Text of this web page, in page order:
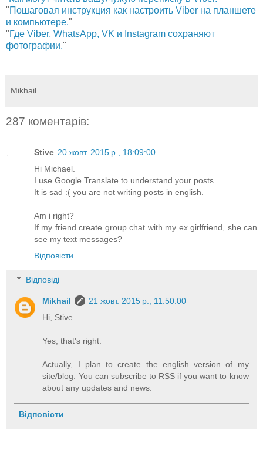
"Пошаговая инструкция как настроить Viber на планшете
и компьютере."
"Где Viber, WhatsApp, VK и Instagram сохраняют
фотографии."
Mikhail
287 коментарів:
Stive 20 жовт. 2015 р., 18:09:00
Hi Michael.
I use Google Translate to understand your posts.
It is sad :( you are not writing posts in english.
Am i right?
If my friend create group chat with my ex girlfriend, she can
see my text messages?
Відповісти
Відповіді
Mikhail
21 жовт. 2015 р., 11:50:00
Hi, Stive.
Yes, that's right.
Actually, I plan to create the english version of my
site/blog. You can subscribe to RSS if you want to know
about any updates and news.
Відповісти